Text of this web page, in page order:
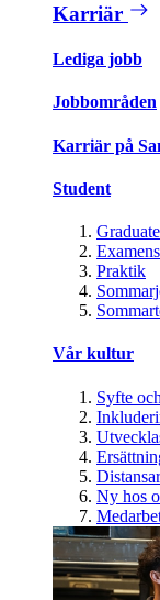
Karriär
Lediga jobb
Jobbområden
Karriär på
Student
Praktik
Vår kultur
Syfte
Ny hos